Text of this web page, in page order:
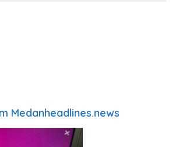
Medanheadlines.news